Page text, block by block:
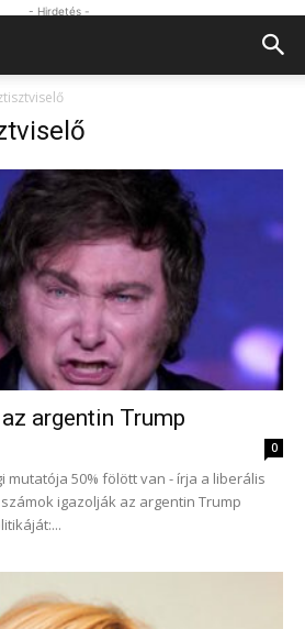
- Hirdetés -
argentin Trump
0
mutatója 50% fölött van - írja a liberális
igazolják az argentin Trump